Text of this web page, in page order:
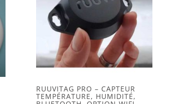
RUUVITAG PRO – CAPTEUR
TEMPÉRATURE, HUMIDITÉ,